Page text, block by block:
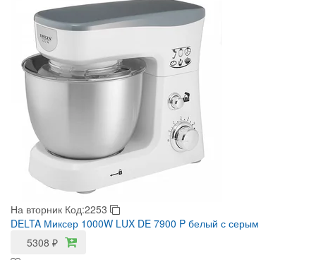
На вторник Код:2253
DELTA Миксер 1000W LUX DE 7900 P белый с серым
5308 ₽